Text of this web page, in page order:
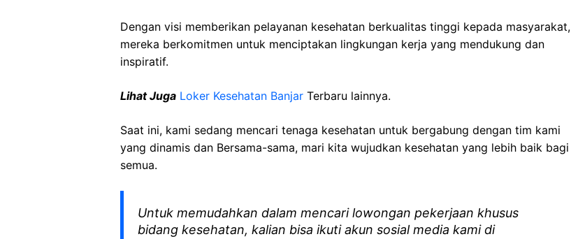
Dengan visi memberikan pelayanan kesehatan berkualitas tinggi kepada masyarakat,
mereka berkomitmen untuk menciptakan lingkungan kerja yang mendukung dan
inspiratif.
Lihat Juga Loker Kesehatan Banjar Terbaru lainnya.
Saat ini, kami sedang mencari tenaga kesehatan untuk bergabung dengan tim kami
yang dinamis dan Bersama-sama, mari kita wujudkan kesehatan yang lebih baik bagi
semua.
Untuk memudahkan dalam mencari lowongan pekerjaan khusus
bidang kesehatan, kalian bisa ikuti akun sosial media kami di